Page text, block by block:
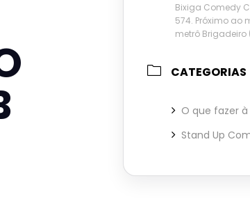
Bixiga Comedy
574. Próximo ao
metrô Brigadeiro
CATEGORIAS
O que fazer à
Stand Up